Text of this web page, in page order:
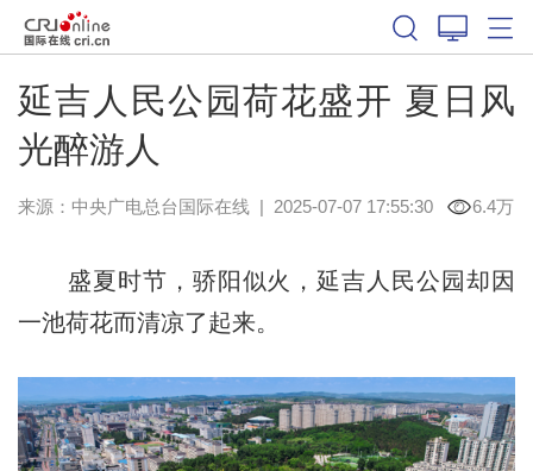
延吉人民公园荷花盛开 夏日风
光醉游人
来源：中央广电总台国际在线| 2025-07-07 17:55:30 6.4万
盛夏时节，骄阳似火，延吉人民公园却因
一池荷花而清凉了起来。